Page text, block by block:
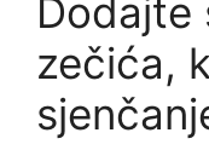
Dodajte
zečića,